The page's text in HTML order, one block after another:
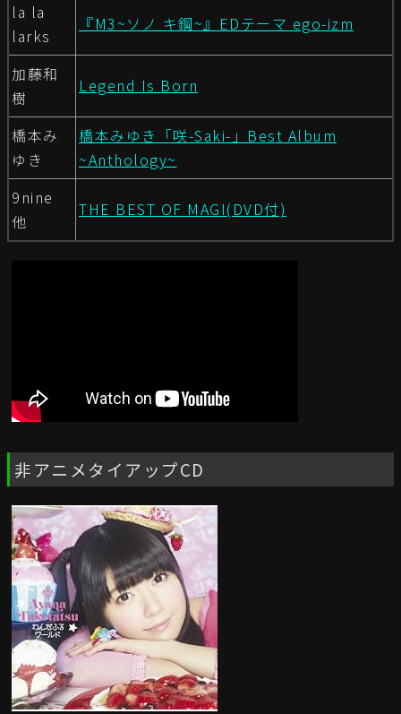
la la
larks
『M3~ソノ キ鋼~』EDテーマ ego-izm
加藤和
樹
Legend Is Born
橋本み
ゆき
橋本みゆき「咲-Saki-」Best Album
~Anthology~
9nine
他
THE BEST OF MAGI(DVD付)
非アニメタイアップCD